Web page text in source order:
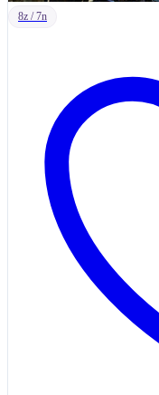
8z / 7n